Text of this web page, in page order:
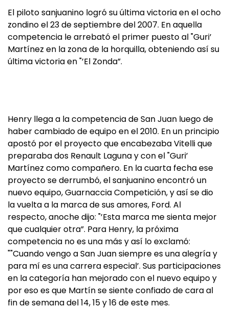
El piloto sanjuanino logró su última victoria en el ocho
zondino el 23 de septiembre del 2007. En aquella
competencia le arrebató el primer puesto al "Guri’
Martínez en la zona de la horquilla, obteniendo así su
última victoria en "’El Zonda”.
Henry llega a la competencia de San Juan luego de
haber cambiado de equipo en el 2010. En un principio
apostó por el proyecto que encabezaba Vitelli que
preparaba dos Renault Laguna y con el "Guri’
Martínez como compañero. En la cuarta fecha ese
proyecto se derrumbó, el sanjuanino encontró un
nuevo equipo, Guarnaccia Competición, y así se dio
la vuelta a la marca de sus amores, Ford. Al
respecto, anoche dijo: "’Esta marca me sienta mejor
que cualquier otra”. Para Henry, la próxima
competencia no es una más y así lo exclamó:
""Cuando vengo a San Juan siempre es una alegría y
para mí es una carrera especial’. Sus participaciones
en la categoría han mejorado con el nuevo equipo y
por eso es que Martín se siente confiado de cara al
fin de semana del 14, 15 y 16 de este mes.